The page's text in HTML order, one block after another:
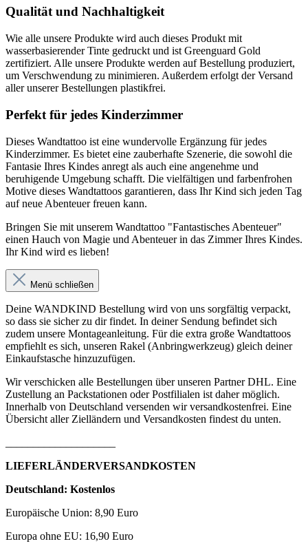
Qualität und Nachhaltigkeit
Wie alle unsere Produkte wird auch dieses Produkt mit
wasserbasierender Tinte gedruckt und ist Greenguard Gold
zertifiziert. Alle unsere Produkte werden auf Bestellung produziert,
um Verschwendung zu minimieren. Außerdem erfolgt der Versand
aller unserer Bestellungen plastikfrei.
Perfekt für jedes Kinderzimmer
Dieses Wandtattoo ist eine wundervolle Ergänzung für jedes
Kinderzimmer. Es bietet eine zauberhafte Szenerie, die sowohl die
Fantasie Ihres Kindes anregt als auch eine angenehme und
beruhigende Umgebung schafft. Die vielfältigen und farbenfrohen
Motive dieses Wandtattoos garantieren, dass Ihr Kind sich jeden Tag
auf neue Abenteuer freuen kann.
Bringen Sie mit unserem Wandtattoo "Fantastisches Abenteuer"
einen Hauch von Magie und Abenteuer in das Zimmer Ihres Kindes.
Ihr Kind wird es lieben!
Menü schließen
Deine WANDKIND Bestellung wird von uns sorgfältig verpackt,
so dass sie sicher zu dir findet. In deiner Sendung befindet sich
zudem unsere Montageanleitung. Für die extra große Wandtattoos
empfiehlt es sich, unseren Rakel (Anbringwerkzeug) gleich deiner
Einkaufstasche hinzuzufügen.
Wir verschicken alle Bestellungen über unseren Partner DHL. Eine
Zustellung an Packstationen oder Postfilialen ist daher möglich.
Innerhalb von Deutschland versenden wir versandkostenfrei. Eine
Übersicht aller Zielländern und Versandkosten findest du unten.
LIEFERLÄNDERVERSANDKOSTEN
Deutschland: Kostenlos
Europäische Union: 8,90 Euro
Europa ohne EU: 16,90 Euro